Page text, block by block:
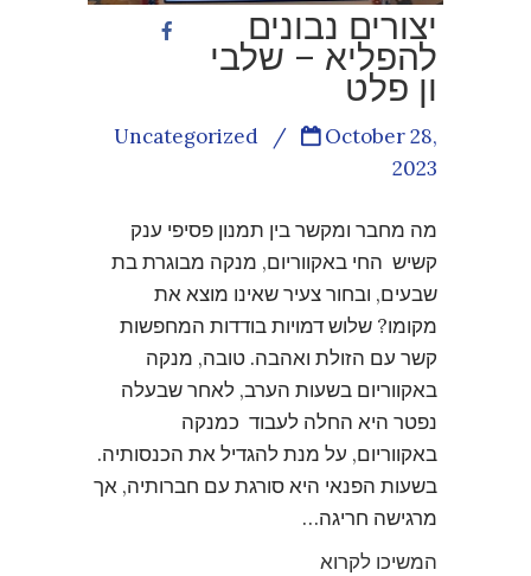
יצורים נבונים
להפליא – שלבי
ון פלט
Uncategorized /
October 28,
2023
מה מחבר ומקשר בין תמנון פסיפי ענק
קשיש החי באקווריום, מנקה מבוגרת בת
שבעים, ובחור צעיר שאינו מוצא את
מקומו? שלוש דמויות בודדות המחפשות
קשר עם הזולת ואהבה. טובה, מנקה
באקווריום בשעות הערב, לאחר שבעלה
נפטר היא החלה לעבוד כמנקה
באקווריום, על מנת להגדיל את הכנסותיה.
בשעות הפנאי היא סורגת עם חברותיה, אך
מרגישה חריגה…
המשיכו לקרוא